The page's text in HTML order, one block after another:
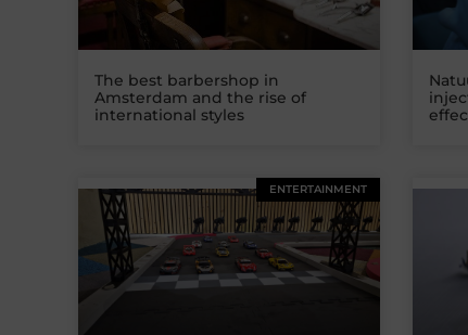
The best barbershop in
Amsterdam and the rise of
international styles
ENTERTAINMENT